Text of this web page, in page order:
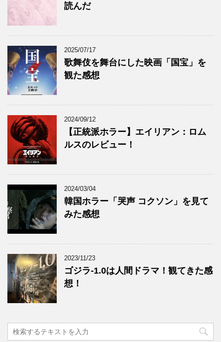
読んだ
2025/07/17
歌舞伎を舞台にした映画「国宝」を
観た感想
2024/09/12
【正統派ホラー】エイリアン：ロム
ルスのレビュー！
2024/03/04
韓国ホラー「哭声 コクソン」を見て
みた感想
2023/11/23
ゴジラ-1.0は人間ドラマ！観てきた感
想！